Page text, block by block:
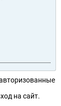
на сайт.